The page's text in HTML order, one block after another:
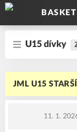
U15 dívky
JML U15
11. 1.